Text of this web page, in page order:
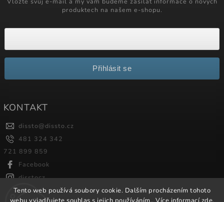
Tento web používá soubory cookie. Dalším procházením tohoto
produktech na našem e-shopu.
Přihlásit se
KONTAKT
dissto@dissto.cz
481 324 342
721 899 859
Facebook
disstocz